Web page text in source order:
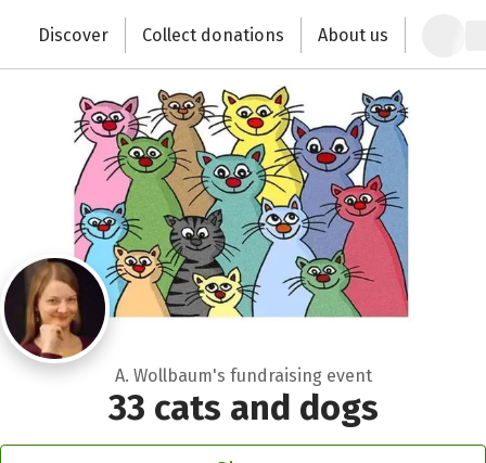
Change the world with your donation
Discover Collect donations About us
A. Wollbaum's fundraising event
33 cats and dogs